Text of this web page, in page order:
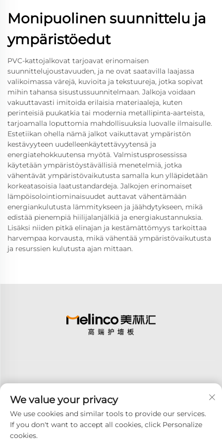
Monipuolinen suunnittelu ja
ympäristöedut
PVC-kattojalkovat tarjoavat erinomaisen
suunnittelujoustavuuden, ja ne ovat saatavilla laajassa
valikoimassa värejä, kuvioita ja tekstuureja, jotka sopivat
mihin tahansa sisustussuunnitelmaan. Jalkoja voidaan
vakuuttavasti imitoida erilaisia materiaaleja, kuten
perinteisiä puukatkia tai modernia metallipinta-aarteista,
tarjoamalla loputtomia mahdollisuuksia luovalle ilmaisulle.
Estetiikan ohella nämä jalkot vaikuttavat ympäristön
kestävyyteen uudelleenkäytettävyytensä ja
energiatehokkuutensa myötä. Valmistusprosessissa
käytetään ympäristöystävällisiä menetelmiä, jotka
vähentävät ympäristövaikutusta samalla kun ylläpidetään
korkeatasoisia laatustandardeja. Jalkojen erinomaiset
lämpöisolointiominaisuudet auttavat vähentämään
energiankulutusta lämmitykseen ja jäähdytykseen, mikä
edistää pienempiä hiilijalanjälkiä ja energiakustannuksia.
Lisäksi niiden pitkä elinajan ja kestämättömyys tarkoittaa
harvempaa korvausta, mikä vähentää ympäristövaikutusta
ja resurssien kulutusta ajan mittaan.
Tilaa
We value your privacy
We use cookies and similar tools to provide our services.
If you don't want to accept all cookies, click Personalize
cookies.